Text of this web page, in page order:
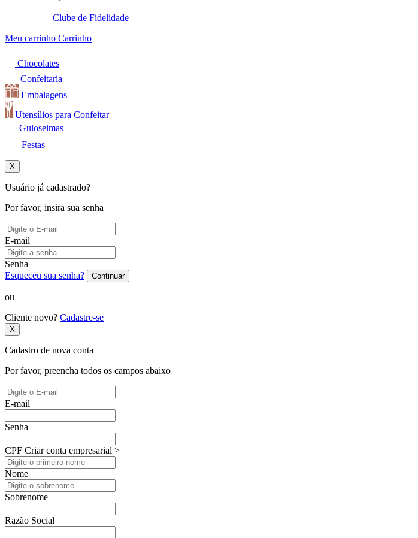
Clube de Fidelidade
Meu carrinho Carrinho
Chocolates
Confeitaria
Embalagens
Utensílios para Confeitar
Guloseimas
Festas
X
Usuário já cadastrado?
Por favor, insira sua senha
E-mail
Senha
Esqueceu sua senha?
Continuar
ou
Cliente novo? Cadastre-se
X
Cadastro de nova conta
Por favor, preencha todos os campos abaixo
E-mail
Senha
CPF Criar conta empresarial >
Nome
Sobrenome
Razão Social